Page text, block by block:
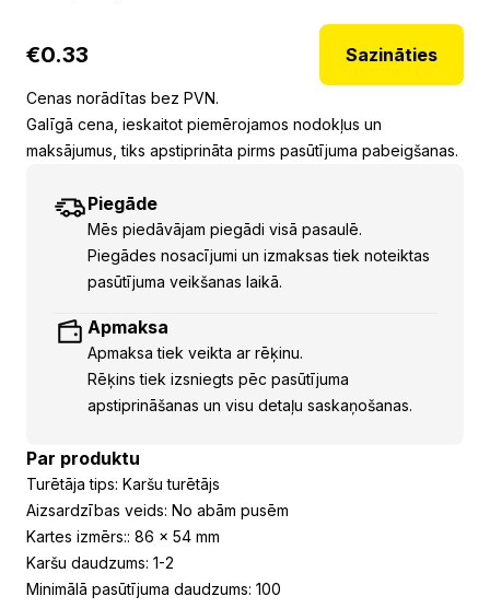
€0.33 Sazināties
Cenas norādītas bez PVN.
Galīgā cena, ieskaitot piemērojamos nodokļus un
maksājumus, tiks apstiprināta pirms pasūtījuma pabeigšanas.
Piegāde
Mēs piedāvājam piegādi visā pasaulē.
Piegādes nosacījumi un izmaksas tiek noteiktas
pasūtījuma veikšanas laikā.
Apmaksa
Apmaksa tiek veikta ar rēķinu.
Rēķins tiek izsniegts pēc pasūtījuma
apstiprināšanas un visu detaļu saskaņošanas.
Par produktu
Turētāja tips: Karšu turētājs
Aizsardzības veids: No abām pusēm
Kartes izmērs:: 86 x 54 mm
Karšu daudzums: 1-2
Minimālā pasūtījuma daudzums: 100